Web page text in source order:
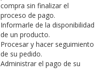
compra sin finalizar el
proceso de pago.
Informarle de la disponibilidad
de un producto.
Procesar y hacer seguimiento
de su pedido.
Administrar el pago de su